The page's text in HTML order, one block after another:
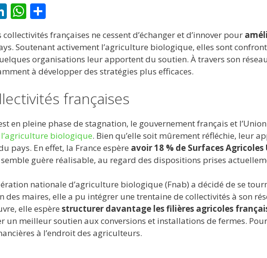
Li
n
k
e
dI
W
h
at
s
A
p
p
P
ar
ta
g
er
françaises ne cessent d’échanger et d’innover pour
Soutenant activement l’agriculture biologique, elles sont
organisations leur apportent du soutien. À travers son
à développer des stratégies plus efficaces.
françaises
en pleine phase de stagnation, le gouvernement français et
l’agriculture biologique. Bien qu’elle soit mûrement réfléchie, leur
pays. En effet, la France espère avoir18 % de Surfaces Agricoles
guère réalisable, au regard des dispositions prises
nationale d’agriculture biologique (Fnab) a décidé de se
des maires, elle a pu intégrer une trentaine de collectivités à son
elle espère structurer davantage les filières agricoles
un meilleur soutien aux conversions et installations de fermes.
à l’endroit des agriculteurs.